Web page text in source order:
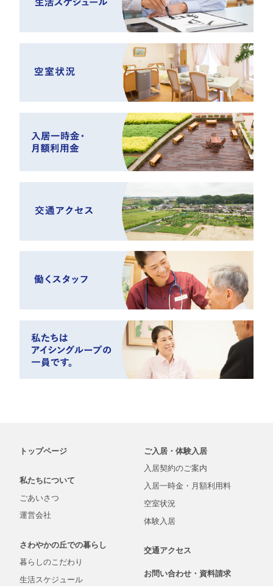
トップページ
私たちについて
ごあいさつ
運営会社
さわやかの丘での暮らし
暮らしのこだわり
生活スケジュール
ご入居・体験入居
入居契約のご案内
入居一時金・ 月額利用料
空室状況
体験入居
交通アクセス
お問い合わせ・ 資料請求